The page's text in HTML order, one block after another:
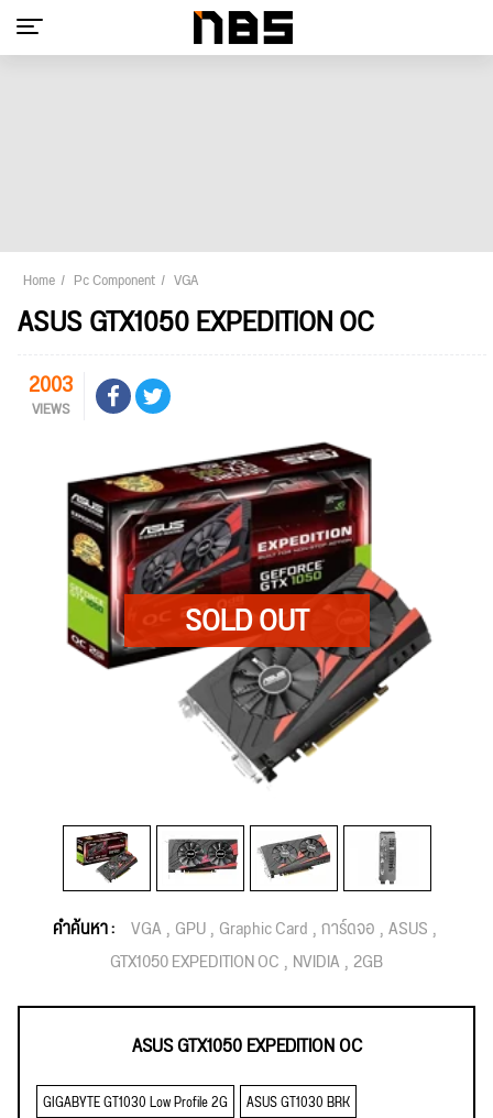
Home Pc Component VGA
ASUS GTX1050 EXPEDITION OC
2003
VIEWS
คำค้นหา : VGA GPU Graphic Card การ์ดจอ ASUS
GTX1050 EXPEDITION OC NVIDIA 2GB
ASUS GTX1050 EXPEDITION OC
GIGABYTE GT1030 Low Profile 2G
ASUS GT1030 BRK